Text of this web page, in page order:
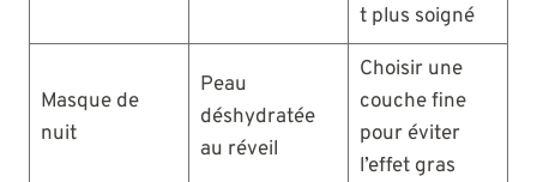
t plus soigné
Masque de
nuit
Peau
déshydratée
au réveil
Choisir une
couche fine
pour éviter
l’effet gras